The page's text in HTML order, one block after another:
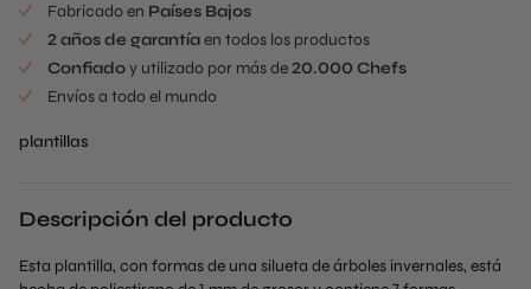
Fabricado en Países Bajos
2 años de garantíaen todos los productos
Confiadoy utilizado por más de20.000 Chefs
Envíos a todo el mundo
plantillas
Descripción del producto
Esta plantilla, con formas de una silueta de árboles invernales, está